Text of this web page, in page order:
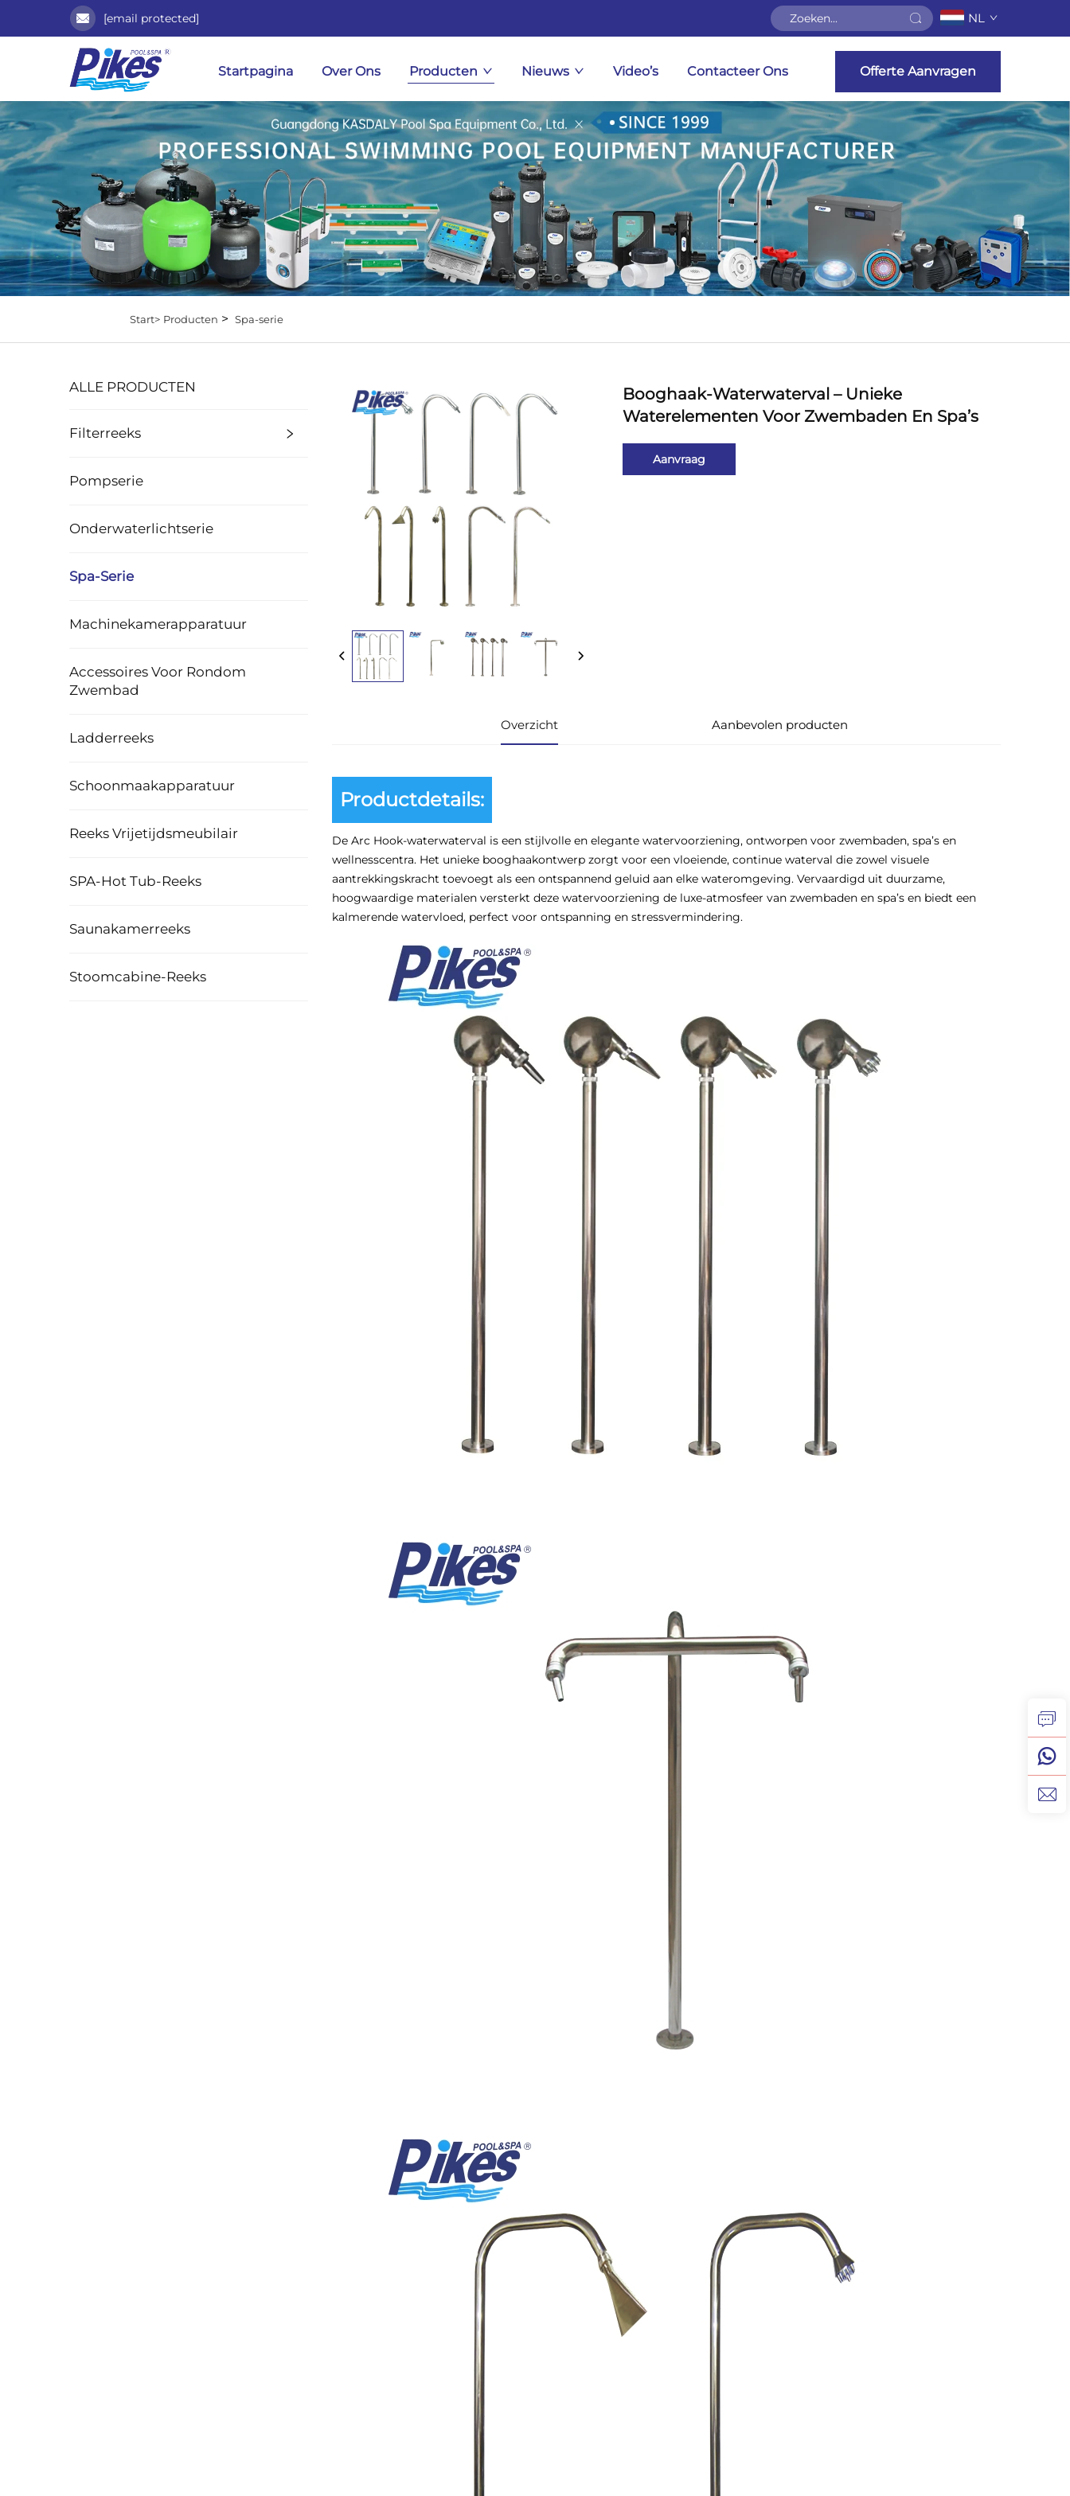
[email protected] NL
Startpagina Over Ons Producten Nieuws Video’s Contacteer Ons Offerte Aanvragen
Start> Producten > Spa-serie
ALLE PRODUCTEN
Filterreeks
Pompserie
Onderwaterlichtserie
Spa-Serie
Machinekamerapparatuur
Accessoires Voor Rondom
Zwembad
Ladderreeks
Schoonmaakapparatuur
Reeks Vrijetijdsmeubilair
SPA-Hot Tub-Reeks
Saunakamerreeks
Stoomcabine-Reeks
Booghaak-Waterwaterval – Unieke
Waterelementen Voor Zwembaden En Spa’s
Aanvraag
Overzicht Aanbevolen producten
Productdetails:
De Arc Hook-waterwaterval is een stijlvolle en elegante watervoorziening, ontworpen voor zwembaden, spa’s en
wellnesscentra. Het unieke booghaakontwerp zorgt voor een vloeiende, continue waterval die zowel visuele
aantrekkingskracht toevoegt als een ontspannend geluid aan elke wateromgeving. Vervaardigd uit duurzame,
hoogwaardige materialen versterkt deze watervoorziening de luxe-atmosfeer van zwembaden en spa’s en biedt een
kalmerende watervloed, perfect voor ontspanning en stressvermindering.